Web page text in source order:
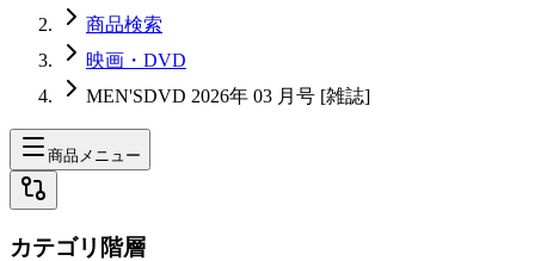
商品検索
映画・DVD
MEN'SDVD 2026年 03 月号 [雑誌]
商品メニュー
カテゴリ階層